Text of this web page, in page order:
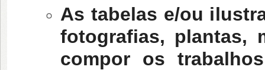
As tabelas e/ou
fotografias, plantas,
compor os